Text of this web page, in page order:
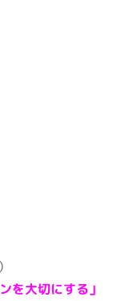
を大切にする」